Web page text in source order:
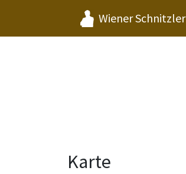
Wiener Schnitzler
Karte